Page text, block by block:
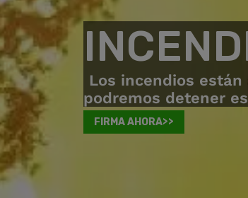
Los incendios
podremos detener
FIRMA AHORA>>